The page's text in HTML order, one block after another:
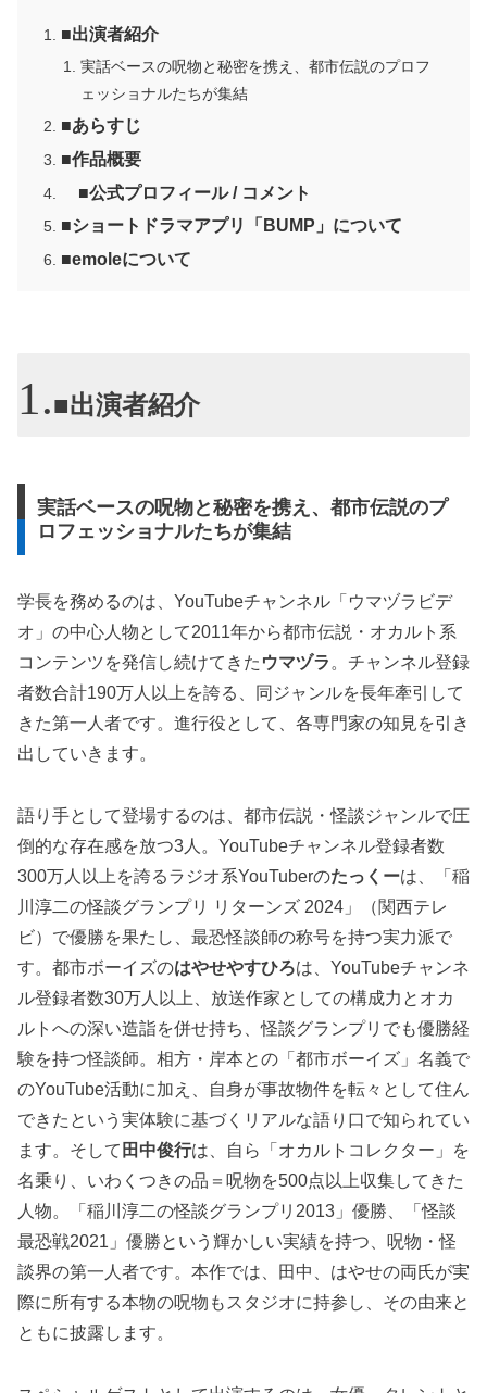
■出演者紹介
実話ベースの呪物と秘密を携え、都市伝説のプロフ
ェッショナルたちが集結
■あらすじ
■作品概要
■公式プロフィール / コメント
■ショートドラマアプリ「BUMP」について
■emoleについて
■出演者紹介
実話ベースの呪物と秘密を携え、都市伝説のプ
ロフェッショナルたちが集結
学長を務めるのは、YouTubeチャンネル「ウマヅラビデ
オ」の中心人物として2011年から都市伝説・オカルト系
コンテンツを発信し続けてきた ウマヅラ 。チャンネル登録
者数合計190万人以上を誇る、同ジャンルを長年牽引して
きた第一人者です。進行役として、各専門家の知見を引き
出していきます。
語り手として登場するのは、都市伝説・怪談ジャンルで圧
倒的な存在感を放つ3人。YouTubeチャンネル登録者数
300万人以上を誇るラジオ系YouTuberのたっくーは、「稲
川淳二の怪談グランプリ リターンズ 2024」（関西テレ
ビ）で優勝を果たし、最恐怪談師の称号を持つ実力派で
す。都市ボーイズのはやせやすひろは、YouTubeチャンネ
ル登録者数30万人以上、放送作家としての構成力とオカ
ルトへの深い造詣を併せ持ち、怪談グランプリでも優勝経
験を持つ怪談師。相方・岸本との「都市ボーイズ」名義で
のYouTube活動に加え、自身が事故物件を転々として住ん
できたという実体験に基づくリアルな語り口で知られてい
ます。そして 田中俊行は、自ら「オカルトコレクター」を
名乗り、いわくつきの品＝呪物を500点以上収集してきた
人物。「稲川淳二の怪談グランプリ2013」優勝、「怪談
最恐戦2021」優勝という輝かしい実績を持つ、呪物・怪
談界の第一人者です。本作では、田中、はやせの両氏が実
際に所有する本物の呪物もスタジオに持参し、その由来と
ともに披露します。